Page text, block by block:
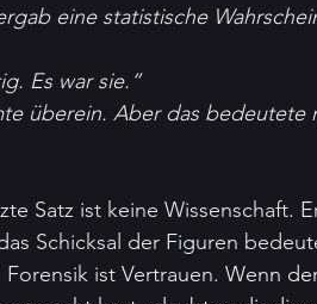
eine statistische
Es war sie.“
überein. Aber das bedeutete
Satz ist keine Wissenschaft.
Schicksal der Figuren
ist Vertrauen. Wenn